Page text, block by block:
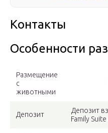
Контакты
Особенности
Размещение
с
животными
Депозит
Депозит
Family